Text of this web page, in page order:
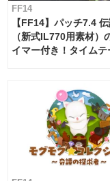
FF14
【FF14】パッチ7.4
（新式IL770用素材）
イマー付き！タイムテ